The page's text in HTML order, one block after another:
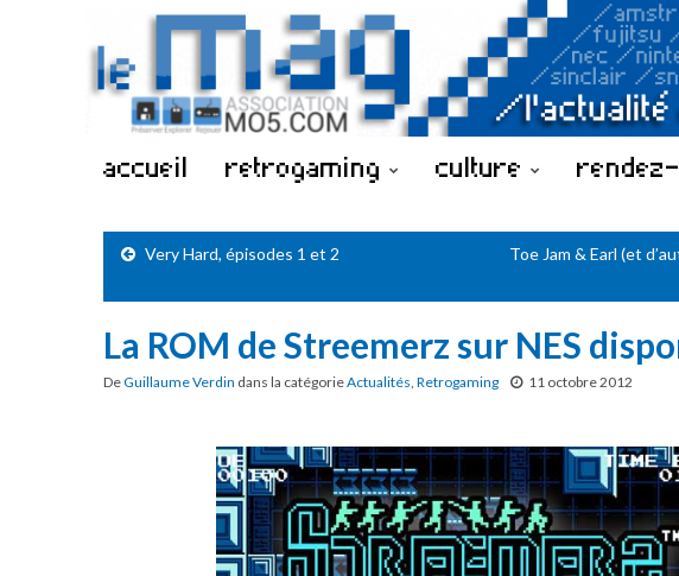
accueil retrogaming culture
Very Hard, épisodes 1 et 2
Toe Jam & Earl (et
La ROM de Streemerz sur NES
DeGuillaume Verdin dans la catégorieActualités, Retrogaming 11 octobre 2012